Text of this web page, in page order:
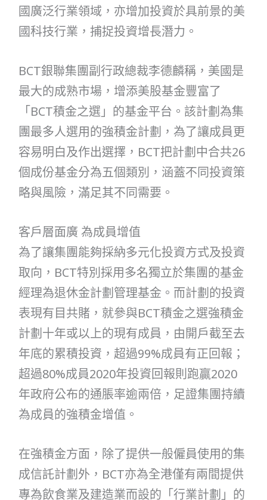
國廣泛行業領域，亦增加投資於具前景的美
國科技行業，捕捉投資增長潛力。
BCT銀聯集團副行政總裁李德麟稱，美國是
最大的成熟市場，增添美股基金豐富了
「BCT積金之選」的基金平台。該計劃為集
團最多人選用的強積金計劃，為了讓成員更
容易明白及作出選擇，BCT把計劃中合共26
個成份基金分為五個類別，涵蓋不同投資策
略與風險，滿足其不同需要。
客戶層面廣 為成員增值
為了讓集團能夠採納多元化投資方式及投資
取向，BCT特別採用多名獨立於集團的基金
經理為退休金計劃管理基金。而計劃的投資
表現有目共賭，就參與BCT積金之選強積金
計劃十年或以上的現有成員，由開戶截至去
年底的累積投資，超過99%成員有正回報；
超過80%成員2020年投資回報則跑贏2020
年政府公布的通脹率逾兩倍，足證集團持續
為成員的強積金增值。
在強積金方面，除了提供一般僱員使用的集
成信託計劃外，BCT亦為全港僅有兩間提供
專為飲食業及建造業而設的「行業計劃」的